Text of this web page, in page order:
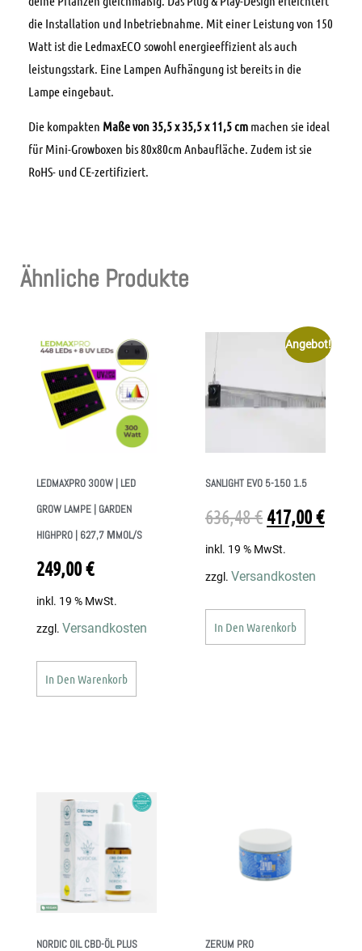
die Installation und Inbetriebnahme. Mit einer Leistung von 150
Watt ist die LedmaxECO sowohl energieeffizient als auch
leistungsstark. Eine Lampen Aufhängung ist bereits in die
Lampe eingebaut.
Die kompakten Maße von 35,5 x 35,5 x 11,5 cm machen sie ideal
für Mini-Growboxen bis 80x80cm Anbaufläche. Zudem ist sie
RoHS- und CE-zertifiziert.
Ähnliche Produkte
LEDMAXPRO 300W | LED
GROW LAMPE | GARDEN
HIGHPRO | 627,7 ΜMOL/S
249,00€
inkl. 19 % MwSt.
zzgl. Versandkosten
In Den Warenkorb
Angebot!
SANLIGHT EVO 5-150 1.5
636,48€ 417,00€
inkl. 19 % MwSt.
zzgl. Versandkosten
In Den Warenkorb
NORDIC OIL CBD-ÖL PLUS
ZERUM PRO